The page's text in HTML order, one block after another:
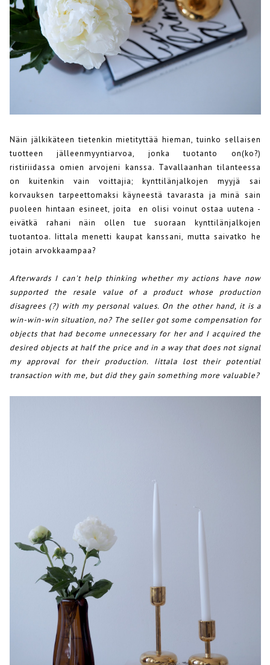
Näin jälkikäteen tietenkin mietityttää hieman, tuinko sellaisen
tuotteen jälleenmyyntiarvoa, jonka tuotanto on(ko?)
ristiriidassa omien arvojeni kanssa. Tavallaanhan tilanteessa
on kuitenkin vain voittajia; kynttilänjalkojen myyjä sai
korvauksen tarpeettomaksi käyneestä tavarasta ja minä sain
puoleen hintaan esineet, joita en olisi voinut ostaa uutena -
eivätkä rahani näin ollen tue suoraan kynttilänjalkojen
tuotantoa. Iittala menetti kaupat kanssani, mutta saivatko he
jotain arvokkaampaa?
Afterwards I can't help thinking whether my actions have now
supported the resale value of a product whose production
disagrees (?) with my personal values. On the other hand, it is a
win-win-win situation, no? The seller got some compensation for
objects that had become unnecessary for her and I acquired the
desired objects at half the price and in a way that does not signal
my approval for their production. Iittala lost their potential
transaction with me, but did they gain something more valuable?